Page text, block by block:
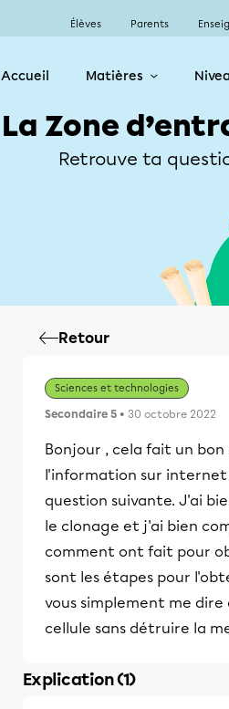
Élèves Parents
Accueil Matières
La Zone
Retrouve ta
Retour
Sciences et technologies
Secondaire 5 • 30 octobre 2022
Bonjour , cela fait un
l'information sur internet
question suivante. J'ai
le clonage et j'ai bien
comment ont fait pour
sont les étapes pour
vous simplement me
cellule sans détruire la
Explication (1)